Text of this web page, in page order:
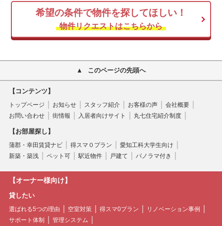
希望の条件で物件を探してほしい！
物件リクエストはこちらから
このページの先頭へ
【コンテンツ】
トップページ お知らせ スタッフ紹介 お客様の声
会社概要
お問い合わせ
街情報 入居者向けサイト 丸七住宅紹介制度
【お部屋探し】
蒲郡・幸田賃貸ナビ 得スマ０プラン
愛知工科大学生向け
新築・築浅
ペット可 駅近物件 戸建て パノラマ付き
【オーナー様向け】
貸したい
選ばれる5つの理由 空室対策 得スマ0プラン
リノベーション事例
サポート体制
管理システム